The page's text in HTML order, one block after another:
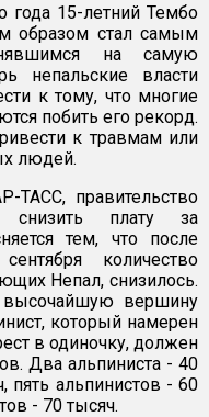
15-летний Тембо
образом стал самым
на самую
непальские власти
к тому, что многие
побить его рекорд.
к травмам или
людей.
ТАСС, правительство
снизить плату за
тем, что после
количество
Непал, снизилось.
высочайшую вершину
который намерен
в одиночку, должен
Два альпиниста - 40
пять альпинистов - 60
- 70 тысяч.